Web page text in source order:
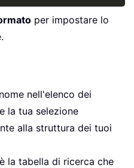
per impostare lo
nell'elenco dei
la tua selezione
alla struttura dei tuoi
è la tabella di ricerca che